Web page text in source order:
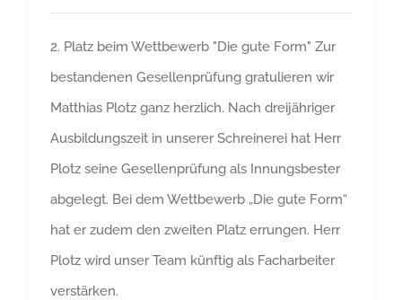
2. Platz beim Wettbewerb "Die gute Form" Zur
bestandenen Gesellenprüfung gratulieren wir
Matthias Plotz ganz herzlich. Nach dreijähriger
Ausbildungszeit in unserer Schreinerei hat Herr
Plotz seine Gesellenprüfung als Innungsbester
abgelegt. Bei dem Wettbewerb „Die gute Form“
hat er zudem den zweiten Platz errungen. Herr
Plotz wird unser Team künftig als Facharbeiter
verstärken.